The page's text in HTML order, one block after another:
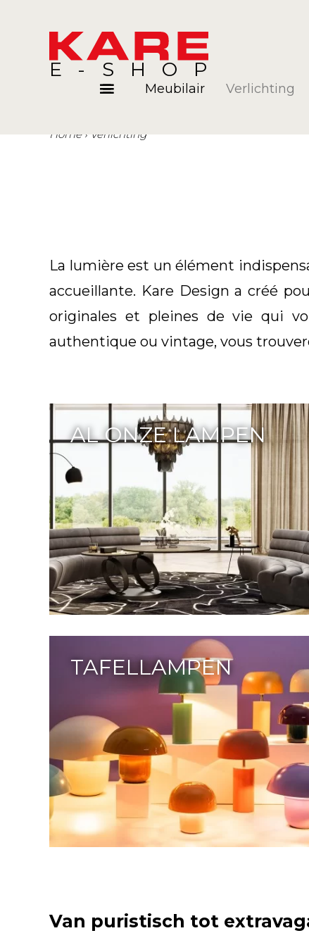
E-SHOP
Meubilair Verlichting
Home Verlichting
La lumière est un élément
accueillante. Kare Design a créé
originales et pleines de vie qui
authentique ou vintage, vous
AL ONZE LAMPEN
TAFELLAMPEN
Van puristisch tot